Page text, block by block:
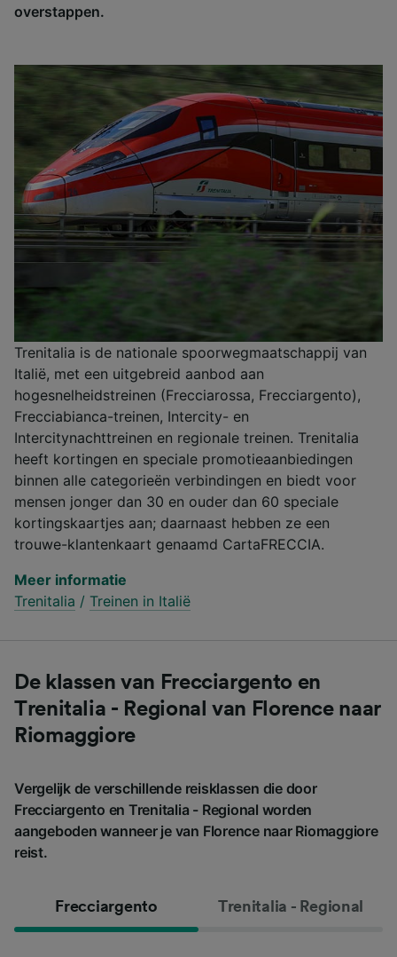
overstappen.
Trenitalia is de nationale spoorwegmaatschappij van
Italië, met een uitgebreid aanbod aan
hogesnelheidstreinen (Frecciarossa, Frecciargento),
Frecciabianca-treinen, Intercity- en
Intercitynachttreinen en regionale treinen. Trenitalia
heeft kortingen en speciale promotieaanbiedingen
binnen alle categorieën verbindingen en biedt voor
mensen jonger dan 30 en ouder dan 60 speciale
kortingskaartjes aan; daarnaast hebben ze een
trouwe-klantenkaart genaamd CartaFRECCIA.
Meer informatie
Trenitalia / Treinen in Italië
De klassen van Frecciargento en
Trenitalia - Regional van Florence naar
Riomaggiore
Vergelijk de verschillende reisklassen die door
Frecciargento en Trenitalia - Regional worden
aangeboden wanneer je van Florence naar Riomaggiore
reist.
Frecciargento Trenitalia - Regional